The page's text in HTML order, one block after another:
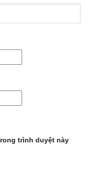
trình duyệt này